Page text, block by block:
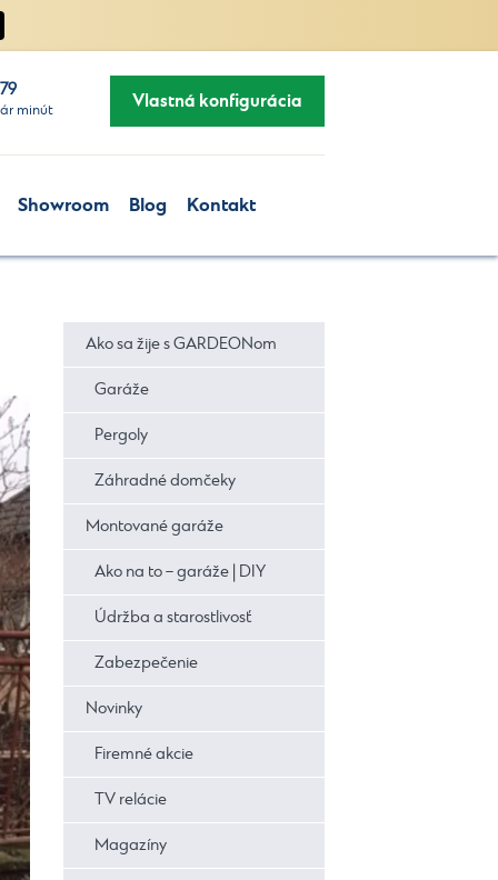
Vlastná konfigurácia
minút
Showroom Blog Kontakt
Ako sa žije s GARDEONom
Garáže
Pergoly
Záhradné domčeky
Montované garáže
Ako na to – garáže | DIY
Údržba a starostlivosť
Zabezpečenie
Novinky
Firemné akcie
TV relácie
Magazíny